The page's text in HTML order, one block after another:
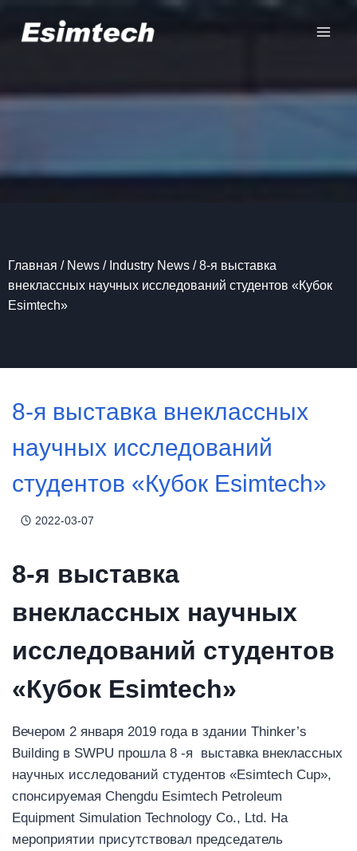
Главная / News / Industry News / 8-я выставка
внеклассных научных исследований студентов «Кубок
Esimtech»
8-я выставка внеклассных
научных исследований
студентов «Кубок Esimtech»
2022-03-07
8-я выставка
внеклассных научных
исследований студентов
«Кубок Esimtech»
Вечером 2 января 2019 года в здании Thinker’s
Building в SWPU прошла 8 -я выставка внеклассных
научных исследований студентов «Esimtech Cup»,
спонсируемая Chengdu Esimtech Petroleum
Equipment Simulation Technology Co., Ltd. На
мероприятии присутствовал председатель